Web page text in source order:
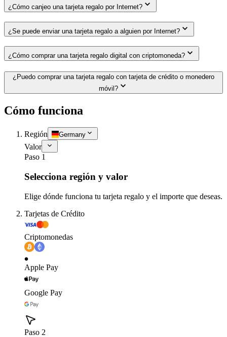
¿Cómo canjeo una tarjeta regalo por Internet?
¿Se puede enviar una tarjeta regalo a alguien por Internet?
¿Cómo comprar una tarjeta regalo digital con criptomoneda?
¿Puedo comprar una tarjeta regalo con tarjeta de crédito o monedero
móvil?
Cómo funciona
Región Germany
Valor
Paso 1
Selecciona región y valor
Elige dónde funciona tu tarjeta regalo y el importe que deseas.
Tarjetas de Crédito
Criptomonedas
Apple Pay
Google Pay
Paso 2